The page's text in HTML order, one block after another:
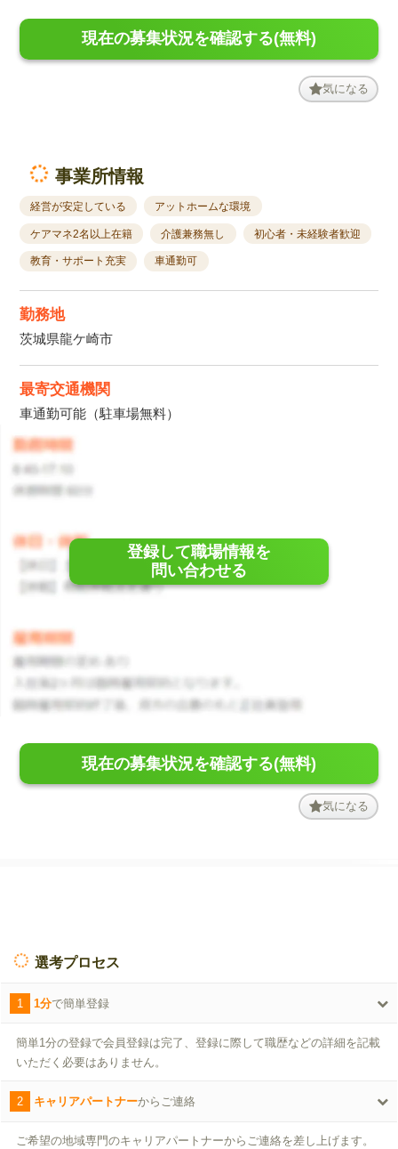
現在の募集状況を確認する(無料)
気になる
事業所情報
経営が安定している アットホームな環境
ケアマネ2名以上在籍 介護兼務無し 初心者・未経験者歓迎
教育・サポート充実 車通勤可
勤務地
茨城県龍ケ崎市
最寄交通機関
車通勤可能（駐車場無料）
登録して職場情報を
問い合わせる
現在の募集状況を確認する(無料)
気になる
選考プロセス
1 1分で簡単登録
簡単1分の登録で会員登録は完了、登録に際して職歴などの詳細を記載
いただく必要はありません。
2 キャリアパートナーからご連絡
ご希望の地域専門のキャリアパートナーからご連絡を差し上げます。